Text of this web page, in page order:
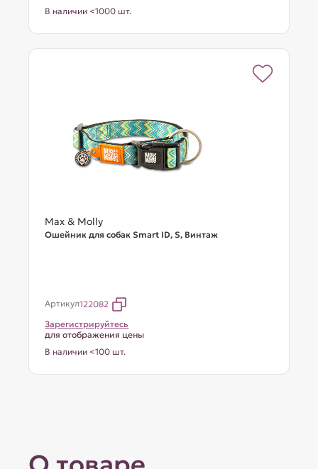
В наличии <1000 шт.
Max & Molly
Ошейник для собак Smart ID, S, Винтаж
Артикул122082
Зарегистрируйтесь
для отображения цены
В наличии <100 шт.